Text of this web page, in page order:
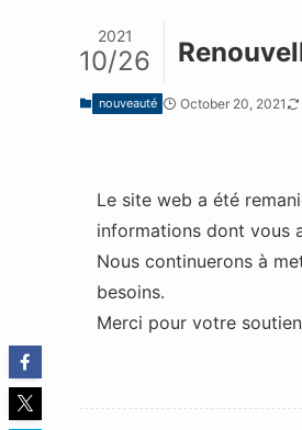
2021
10/26
nouveauté October 20, 2021
Le site web a été
informations dont vous
Nous continuerons à
besoins.
Merci pour votre